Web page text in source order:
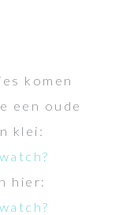
komen
een oude
klei:
hier: